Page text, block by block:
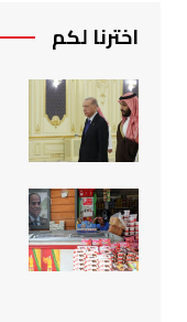
اخترنا لكم